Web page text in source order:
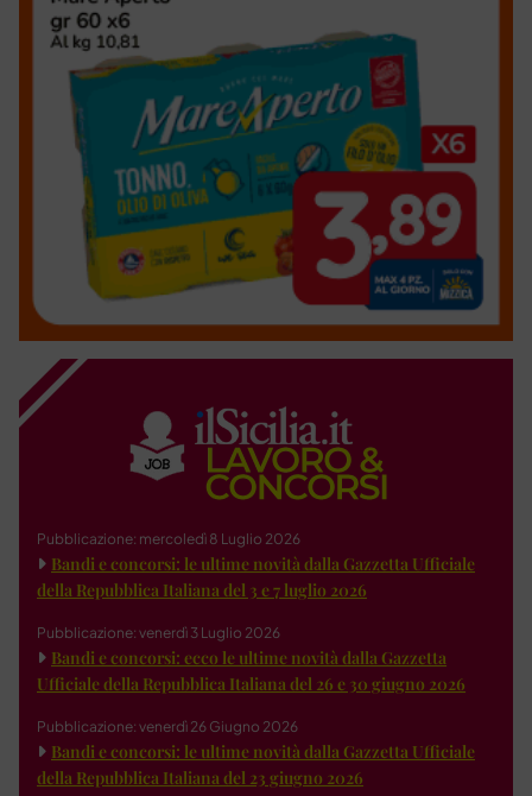
Pubblicazione: mercoledì 8 Luglio 2026
Bandi e concorsi: le ultime novità dalla Gazzetta Ufficiale
della Repubblica Italiana del 3 e 7 luglio 2026
Pubblicazione: venerdì 3 Luglio 2026
Bandi e concorsi: ecco le ultime novità dalla Gazzetta
Ufficiale della Repubblica Italiana del 26 e 30 giugno 2026
Pubblicazione: venerdì 26 Giugno 2026
Bandi e concorsi: le ultime novità dalla Gazzetta Ufficiale
della Repubblica Italiana del 23 giugno 2026